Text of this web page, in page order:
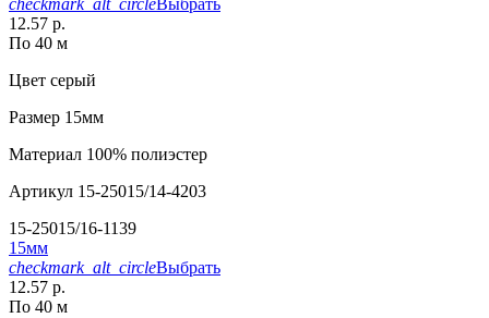
checkmark_alt_circleВыбрать
12.57 р.
По 40 м
Цвет серый
Размер 15мм
Материал 100% полиэстер
Артикул 15-25015/14-4203
15-25015/16-1139
15мм
checkmark_alt_circleВыбрать
12.57 р.
По 40 м